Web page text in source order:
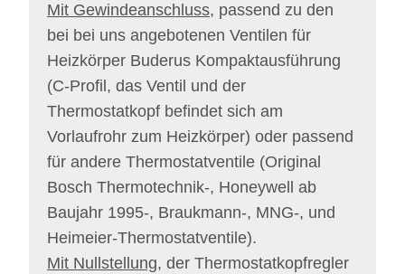
Mit Gewindeanschluss, passend zu den
bei bei uns angebotenen Ventilen für
Heizkörper Buderus Kompaktausführung
(C-Profil, das Ventil und der
Thermostatkopf befindet sich am
Vorlaufrohr zum Heizkörper) oder passend
für andere Thermostatventile (Original
Bosch Thermotechnik-, Honeywell ab
Baujahr 1995-, Braukmann-, MNG-, und
Heimeier-Thermostatventile).
Mit Nullstellung, der Thermostatkopfregler